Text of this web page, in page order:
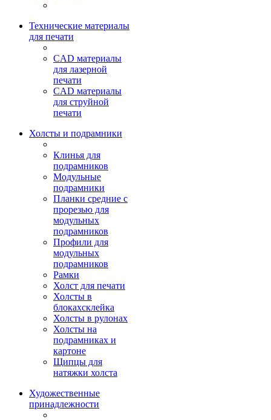
Технические материалы
для печати
CAD материалы
для лазерной
печати
CAD материалы
для струйной
печати
Холсты и подрамники
Клинья для
подрамников
Модульные
подрамники
Планки средние с
прорезью для
модульных
подрамников
Профили для
модульных
подрамников
Рамки
Холст для печати
Холсты в
блокахсклейка
Холсты в рулонах
Холсты на
подрамниках и
картоне
Щипцы для
натяжки холста
Художественные
принадлежности